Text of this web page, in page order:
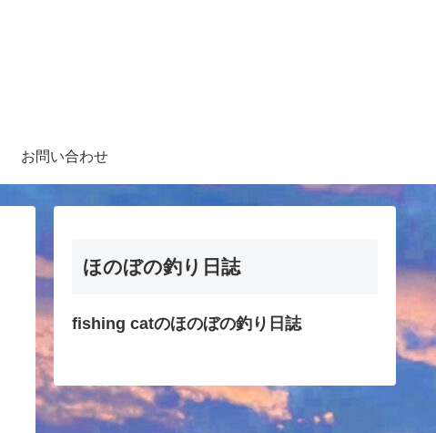
お問い合わせ
ほのぼの釣り日誌
fishing catのほのぼの釣り日誌